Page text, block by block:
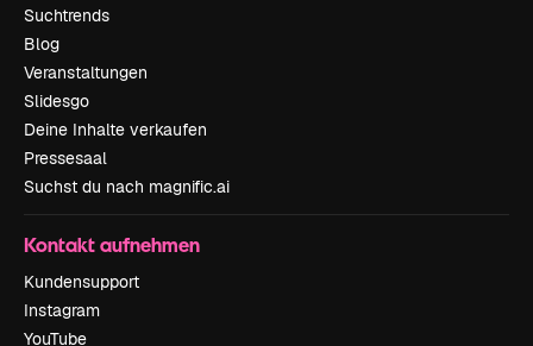
Suchtrends
Blog
Veranstaltungen
Slidesgo
Deine Inhalte verkaufen
Pressesaal
Suchst du nach magnific.ai
Kontakt aufnehmen
Kundensupport
Instagram
YouTube